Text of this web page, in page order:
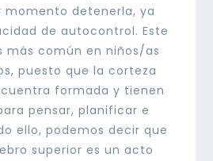
momento detenerla, ya
de autocontrol. Este
más común en niños/as
puesto que la corteza
formada y tienen
pensar, planificar e
ello, podemos decir que
superior es un acto